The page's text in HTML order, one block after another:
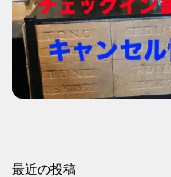
最近の投稿